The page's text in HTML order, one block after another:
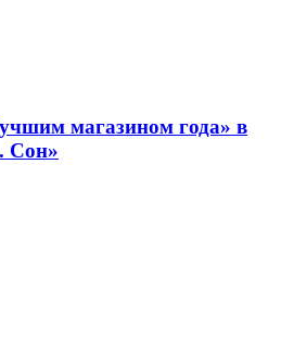
магазином года» в
Сон»